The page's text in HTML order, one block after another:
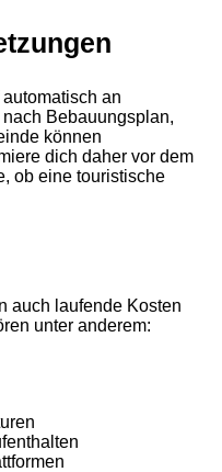
an
Bebauungsplan,
können
dich daher vor dem
ob eine touristische
auch laufende Kosten
unter anderem: